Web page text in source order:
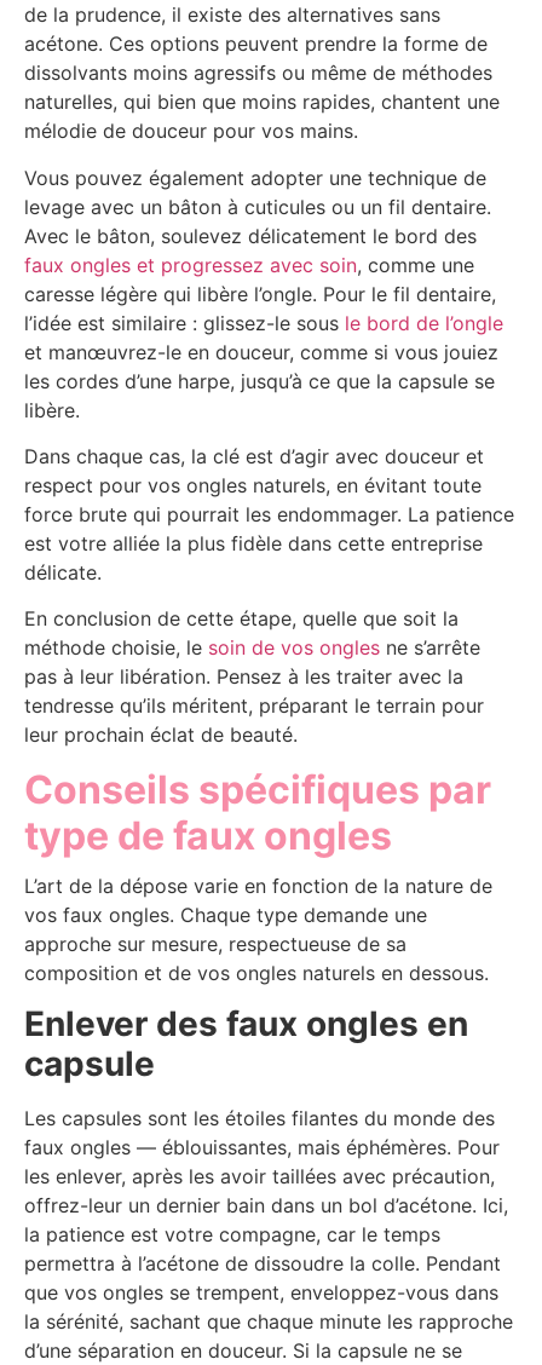
de la prudence, il existe des alternatives sans
acétone. Ces options peuvent prendre la forme de
dissolvants moins agressifs ou même de méthodes
naturelles, qui bien que moins rapides, chantent une
mélodie de douceur pour vos mains.
Vous pouvez également adopter une technique de
levage avec un bâton à cuticules ou un fil dentaire.
Avec le bâton, soulevez délicatement le bord des
faux ongles et progressez avec soin, comme une
caresse légère qui libère l’ongle. Pour le fil dentaire,
l’idée est similaire : glissez-le sous le bord de l’ongle
et manœuvrez-le en douceur, comme si vous jouiez
les cordes d’une harpe, jusqu’à ce que la capsule se
libère.
Dans chaque cas, la clé est d’agir avec douceur et
respect pour vos ongles naturels, en évitant toute
force brute qui pourrait les endommager. La patience
est votre alliée la plus fidèle dans cette entreprise
délicate.
En conclusion de cette étape, quelle que soit la
méthode choisie, le soin de vos ongles ne s’arrête
pas à leur libération. Pensez à les traiter avec la
tendresse qu’ils méritent, préparant le terrain pour
leur prochain éclat de beauté.
Conseils spécifiques par
type de faux ongles
L’art de la dépose varie en fonction de la nature de
vos faux ongles. Chaque type demande une
approche sur mesure, respectueuse de sa
composition et de vos ongles naturels en dessous.
Enlever des faux ongles en
capsule
Les capsules sont les étoiles filantes du monde des
faux ongles — éblouissantes, mais éphémères. Pour
les enlever, après les avoir taillées avec précaution,
offrez-leur un dernier bain dans un bol d’acétone. Ici,
la patience est votre compagne, car le temps
permettra à l’acétone de dissoudre la colle. Pendant
que vos ongles se trempent, enveloppez-vous dans
la sérénité, sachant que chaque minute les rapproche
d’une séparation en douceur. Si la capsule ne se